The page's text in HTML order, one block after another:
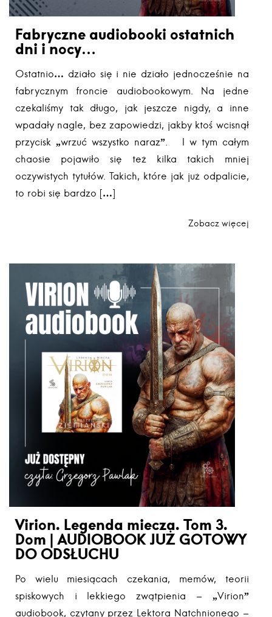
Fabryczne audiobooki ostatnich
dni i nocy…
Ostatnio… działo się i nie działo jednocześnie na
fabrycznym froncie audiobookowym. Na jedne
czekaliśmy tak długo, jak jeszcze nigdy, a inne
wpadały nagle, bez zapowiedzi, jakby ktoś wcisnął
przycisk „wrzuć wszystko naraz”. I w tym całym
chaosie pojawiło się też kilka takich mniej
oczywistych tytułów. Takich, które jak już odpalicie,
to robi się bardzo […]
Zobacz więcej
Virion. Legenda miecza. Tom 3.
Dom | AUDIOBOOK JUŻ GOTOWY
DO ODSŁUCHU
Po wielu miesiącach czekania, memów, teorii
spiskowych i lekkiego zwątpienia – „Virion”
audiobook, czytany przez Lektora Natchnionego –